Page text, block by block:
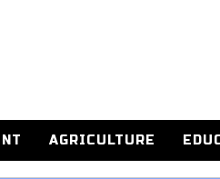
AGRICULTURE